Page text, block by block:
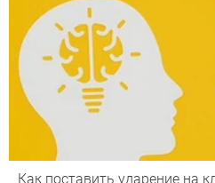
Как поставить ударение на